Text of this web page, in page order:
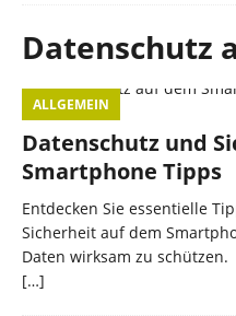
Datenschutz
ALLGEMEIN
Datenschutz und
Smartphone Tipps
Entdecken Sie essentielle
Sicherheit auf dem
Daten wirksam zu schützen.
[…]